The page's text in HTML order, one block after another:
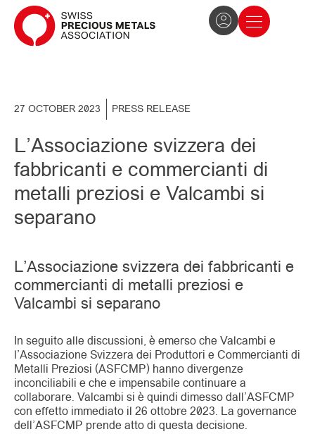
27 OCTOBER 2023 PRESS RELEASE
L’Associazione svizzera dei
fabbricanti e commercianti di
metalli preziosi e Valcambi si
separano
L’Associazione svizzera dei fabbricanti e
commercianti di metalli preziosi e
Valcambi si separano
In seguito alle discussioni, è emerso che Valcambi e
l’Associazione Svizzera dei Produttori e Commercianti di
Metalli Preziosi (ASFCMP) hanno divergenze
inconciliabili e che e impensabile continuare a
collaborare. Valcambi si è quindi dimesso dall’ASFCMP
con effetto immediato il 26 ottobre 2023. La governance
dell’ASFCMP prende atto di questa decisione.